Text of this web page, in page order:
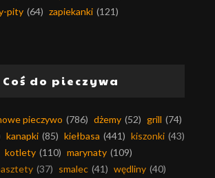
pity (64) zapiekanki (121)
Coś do pieczywa
pieczywo (786) dżemy (52) grill (74)
kanapki (85) kiełbasa (441) kiszonki (43)
kotlety (110) marynaty (109)
(37) smalec (41) wędliny (40)